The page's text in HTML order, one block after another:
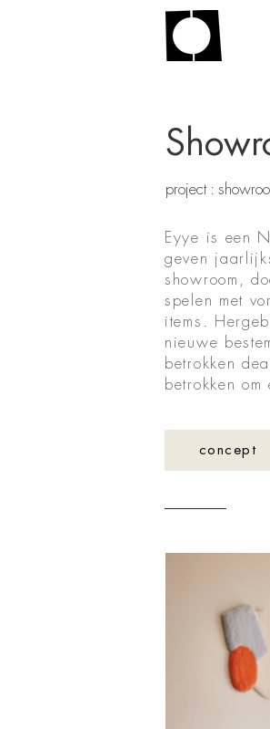
project :
Eyye is een
geven
showroom,
spelen met
items.
nieuwe
betrokken
betrokken
concept